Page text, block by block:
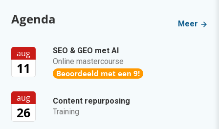
Agenda Meer
aug
11
SEO & GEO met AI
Online mastercourse
Beoordeeld met een 9!
aug
26
Content repurposing
Training